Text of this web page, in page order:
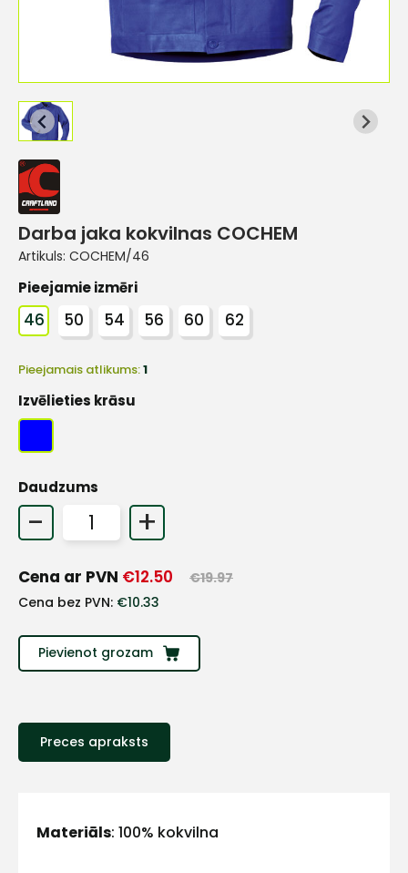
Darba jaka kokvilnas COCHEM
Artikuls: COCHEM/46
Pieejamie izmēri
46 50 54 56 60 62
Pieejamais atlikums:1
Izvēlieties krāsu
Daudzums
- +
Cena ar PVN €12.50 €19.97
Cena bez PVN: €10.33
Pievienot grozam
Preces apraksts
Materiāls: 100% kokvilna
Sazinies
+